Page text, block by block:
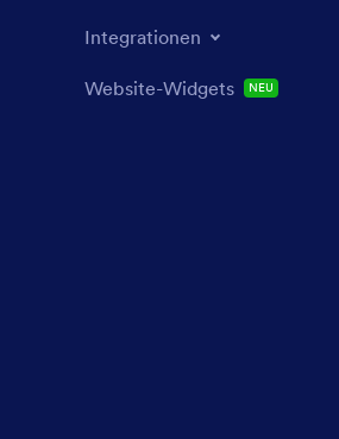
Integrationen
Website-Widgets NEU